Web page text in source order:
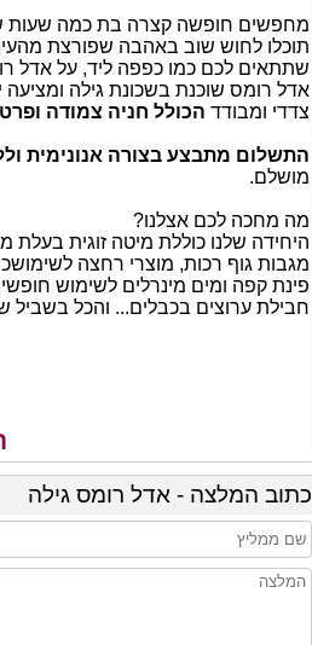
מחפשים חופשה קצרה בת כמה שעות
תוכלו לחוש שוב באהבה שפורצת
שתתאים לכם כמו כפפה ליד, על אדל
אדל רומס שוכנת בשכונת גילה ומציעה
צדדי ומבודד הכולל חניה צמודה
התשלום מתבצע בצורה אנונימית
מושלם.
מה מחכה לכם אצלנו?
היחידה שלנו כוללת מיטה זוגית בעלת
מגבות גוף רכות, מוצרי רחצה
פינת קפה ומים מינרלים לשימוש
חבילת ערוצים בכבלים... והכל בשביל
כתוב המלצה - אדל רומס גילה